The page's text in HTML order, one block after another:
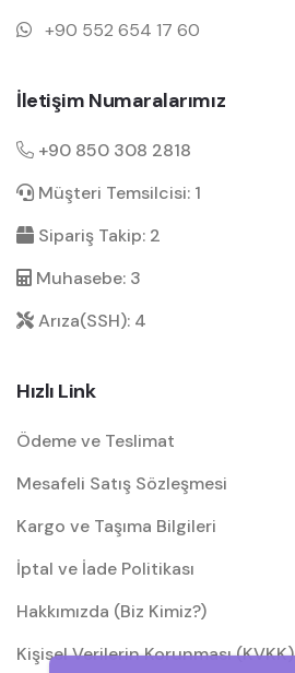
+90 552 654 17 60
İletişim Numaralarımız
+90 850 308 2818
Müşteri Temsilcisi: 1
Sipariş Takip: 2
Muhasebe: 3
Arıza(SSH): 4
Hızlı Link
Ödeme ve Teslimat
Mesafeli Satış Sözleşmesi
Kargo ve Taşıma Bilgileri
İptal ve İade Politikası
Hakkımızda (Biz Kimiz?)
Kişisel Verilerin Korunması (KVKK)